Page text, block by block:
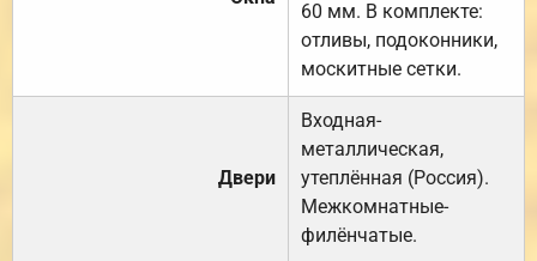
60 мм. В комплекте:
отливы, подоконники,
москитные сетки.
Двери
Входная-
металлическая,
утеплённая (Россия).
Межкомнатные-
филёнчатые.